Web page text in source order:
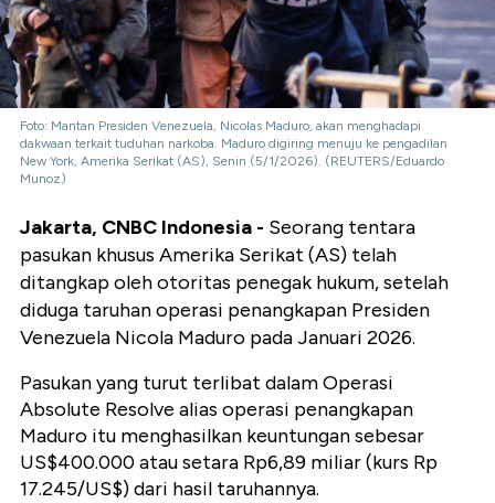
Foto: Mantan Presiden Venezuela, Nicolas Maduro, akan menghadapi
dakwaan terkait tuduhan narkoba. Maduro digiring menuju ke pengadilan
New York, Amerika Serikat (AS), Senin (5/1/2026). (REUTERS/Eduardo
Munoz)
Jakarta, CNBC Indonesia - Seorang tentara
pasukan khusus Amerika Serikat (AS) telah
ditangkap oleh otoritas penegak hukum, setelah
diduga taruhan operasi penangkapan Presiden
Venezuela Nicola Maduro pada Januari 2026.
Pasukan yang turut terlibat dalam Operasi
Absolute Resolve alias operasi penangkapan
Maduro itu menghasilkan keuntungan sebesar
US$400.000 atau setara Rp6,89 miliar (kurs Rp
17.245/US$) dari hasil taruhannya.